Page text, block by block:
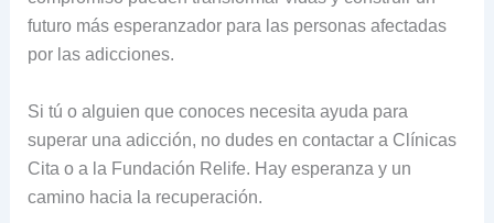
futuro más esperanzador para las personas afectadas
por las adicciones.
Si tú o alguien que conoces necesita ayuda para
superar una adicción, no dudes en contactar a Clínicas
Cita o a la Fundación Relife. Hay esperanza y un
camino hacia la recuperación.